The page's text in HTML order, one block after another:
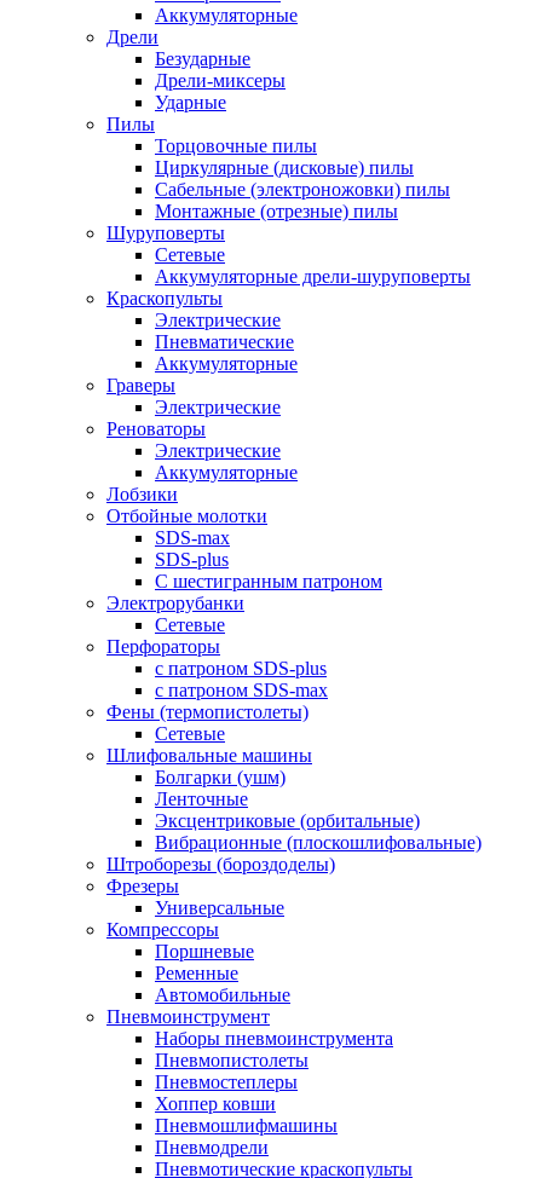
Аккумуляторные
Дрели
Безударные
Дрели-миксеры
Ударные
Пилы
Торцовочные пилы
Циркулярные (дисковые) пилы
Сабельные (электроножовки) пилы
Монтажные (отрезные) пилы
Шуруповерты
Сетевые
Аккумуляторные дрели-шуруповерты
Краскопульты
Электрические
Пневматические
Аккумуляторные
Граверы
Электрические
Реноваторы
Электрические
Аккумуляторные
Лобзики
Отбойные молотки
SDS-max
SDS-plus
С шестигранным патроном
Электрорубанки
Сетевые
Перфораторы
с патроном SDS-plus
с патроном SDS-max
Фены (термопистолеты)
Сетевые
Шлифовальные машины
Болгарки (ушм)
Ленточные
Эксцентриковые (орбитальные)
Вибрационные (плоскошлифовальные)
Штроборезы (бороздоделы)
Фрезеры
Универсальные
Компрессоры
Поршневые
Ременные
Автомобильные
Пневмоинструмент
Наборы пневмоинструмента
Пневмопистолеты
Пневмостеплеры
Хоппер ковши
Пневмошлифмашины
Пневмодрели
Пневмотические краскопульты